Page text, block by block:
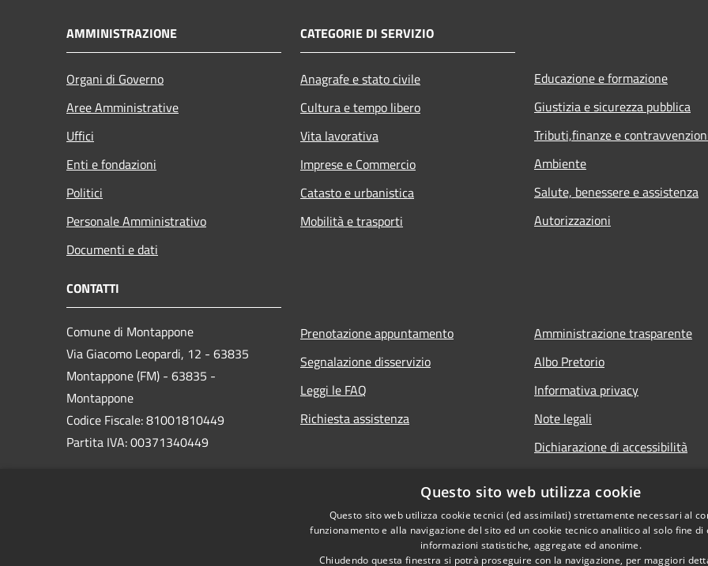
AMMINISTRAZIONE
Organi di Governo
Aree Amministrative
Uffici
Enti e fondazioni
Politici
Personale Amministrativo
Documenti e dati
CATEGORIE DI SERVIZIO
Anagrafe e stato civile
Cultura e tempo libero
Vita lavorativa
Imprese e Commercio
Catasto e urbanistica
Mobilità e trasporti
Educazione e formazione
Giustizia e sicurezza pubblica
Tributi,finanze e
Ambiente
Salute, benessere e assistenza
Autorizzazioni
CONTATTI
Comune di Montappone
Via Giacomo Leopardi, 12 - 63835
Montappone (FM) - 63835 -
Montappone
Codice Fiscale: 81001810449
Partita IVA: 00371340449
Prenotazione appuntamento
Segnalazione disservizio
Leggi le FAQ
Richiesta assistenza
Amministrazione trasparente
Albo Pretorio
Informativa privacy
Note legali
Dichiarazione di accessibilità
Questo sito web utilizza cookie
Questo sito web utilizza cookie tecnici (ed assimilati) strettamente necessari al
funzionamento e alla navigazione del sito ed un cookie tecnico analitico al solo fine di
informazioni statistiche, aggregate ed anonime.
Chiudendo questa finestra si potrà proseguire con la navigazione, per maggiori